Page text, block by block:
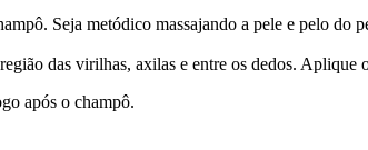
Seja metódico massajando a pele e pelo
das virilhas, axilas e entre os dedos. Aplique
após o champô.